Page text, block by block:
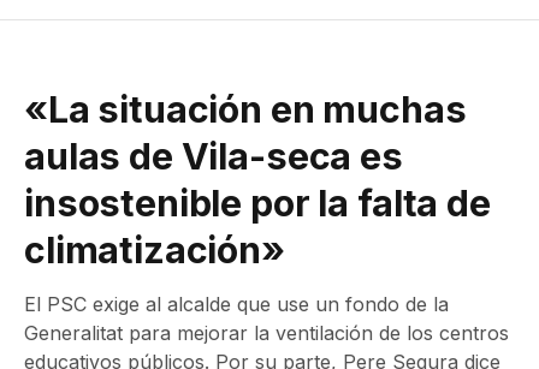
«La situación en muchas
aulas de Vila-seca es
insostenible por la falta de
climatización»
El PSC exige al alcalde que use un fondo de la
Generalitat para mejorar la ventilación de los centros
educativos públicos. Por su parte, Pere Segura dice